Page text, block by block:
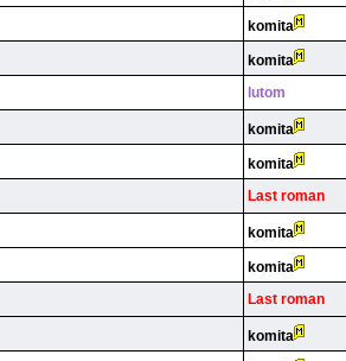
komita
komita
lutom
komita
komita
Last roman
komita
komita
Last roman
komita